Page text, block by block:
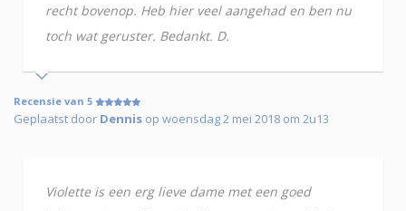
recht bovenop. Heb hier veel aangehad en ben nu
toch wat geruster. Bedankt. D.
Recensie van 5
Geplaatst door Dennis op woensdag 2 mei 2018 om 2u13
Violette is een erg lieve dame met een goed